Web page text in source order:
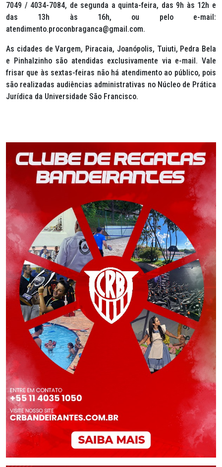
7049 / 4034-7084, de segunda a quinta-feira, das 9h às 12h e
das 13h às 16h, ou pelo e-mail:
atendimento.proconbraganca@gmail.com.
As cidades de Vargem, Piracaia, Joanópolis, Tuiuti, Pedra Bela
e Pinhalzinho são atendidas exclusivamente via e-mail. Vale
frisar que às sextas-feiras não há atendimento ao público, pois
são realizadas audiências administrativas no Núcleo de Prática
Jurídica da Universidade São Francisco.